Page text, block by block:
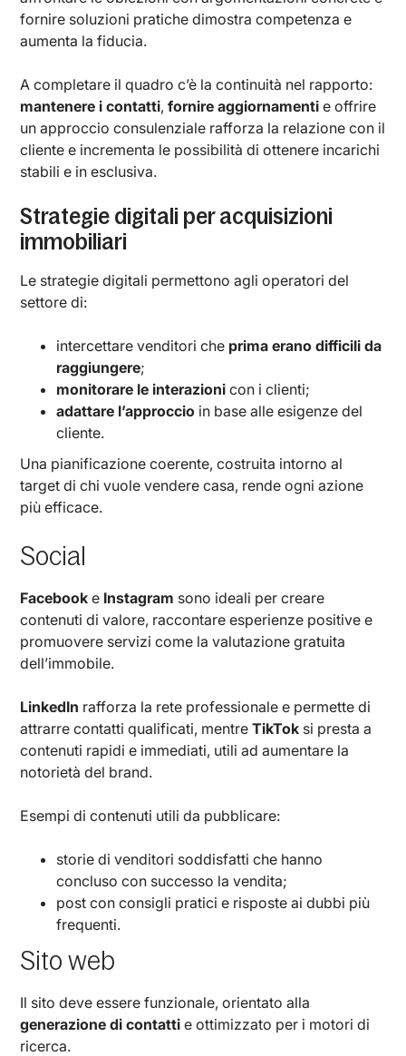
fornire soluzioni pratiche dimostra competenza e
aumenta la fiducia.
A completare il quadro c’è la continuità nel rapporto:
mantenere i contatti,fornire aggiornamentie offrire
un approccio consulenziale rafforza la relazione con il
cliente e incrementa le possibilità di ottenere incarichi
stabili e in esclusiva.
Strategie digitali per acquisizioni
immobiliari
Le strategie digitali permettono agli operatori del
settore di:
intercettare venditori che prima erano difficili da
raggiungere;
monitorare le interazioni con i clienti;
adattare l’approccio in base alle esigenze del
cliente.
Una pianificazione coerente, costruita intorno al
target di chi vuole vendere casa, rende ogni azione
più efficace.
Social
Facebook e Instagram sono ideali per creare
contenuti di valore, raccontare esperienze positive e
promuovere servizi come la valutazione gratuita
dell’immobile.
LinkedIn rafforza la rete professionale e permette di
attrarre contatti qualificati, mentreTikTok si presta a
contenuti rapidi e immediati, utili ad aumentare la
notorietà del brand.
Esempi di contenuti utili da pubblicare:
storie di venditori soddisfatti che hanno
concluso con successo la vendita;
post con consigli pratici e risposte ai dubbi più
frequenti.
Sito web
Il sito deve essere funzionale, orientato alla
generazione di contatti e ottimizzato per i motori di
ricerca.